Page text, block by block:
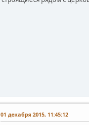
01 декабря 2015, 11:45:12